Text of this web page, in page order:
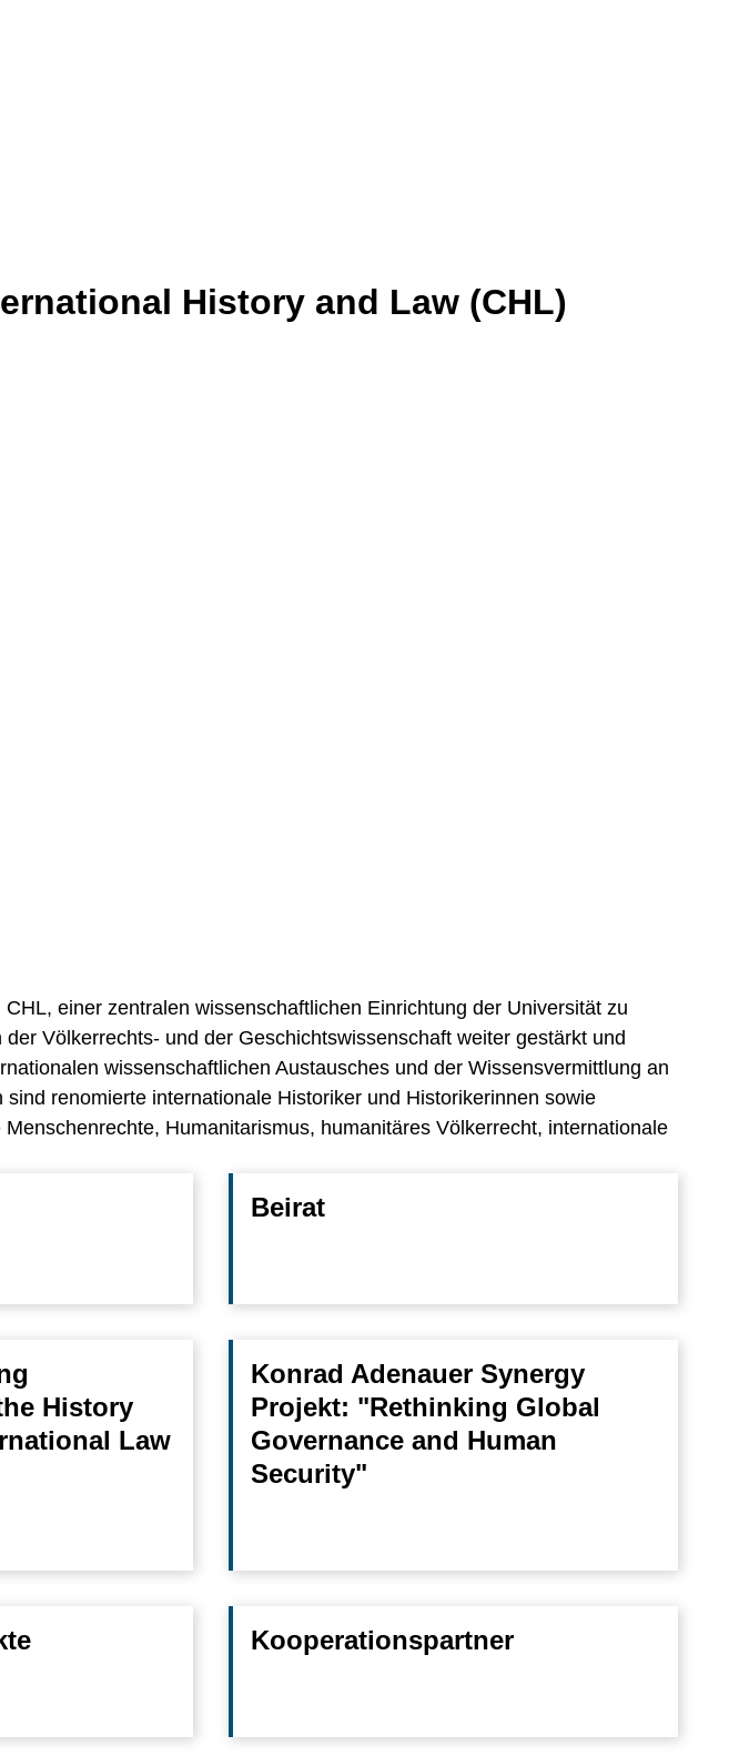
History and Law (CHL)
einer zentralen wissenschaftlichen Einrichtung der Universität zu
Völkerrechts- und der Geschichtswissenschaft weiter gestärkt und
wissenschaftlichen Austausches und der Wissensvermittlung an
renomierte internationale Historiker und Historikerinnen sowie
Humanitarismus, humanitäres Völkerrecht, internationale
Beirat
History
Law
Konrad Adenauer Synergy
Projekt: "Rethinking Global
Governance and Human
Security"
Kooperationspartner